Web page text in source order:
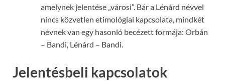
amelynek jelentése „városi”. Bár a Lénárd névvel
nincs közvetlen etimológiai kapcsolata, mindkét
névnek van egy hasonló becézett formája: Orbán
– Bandi, Lénárd – Bandi.
Jelentésbeli kapcsolatok